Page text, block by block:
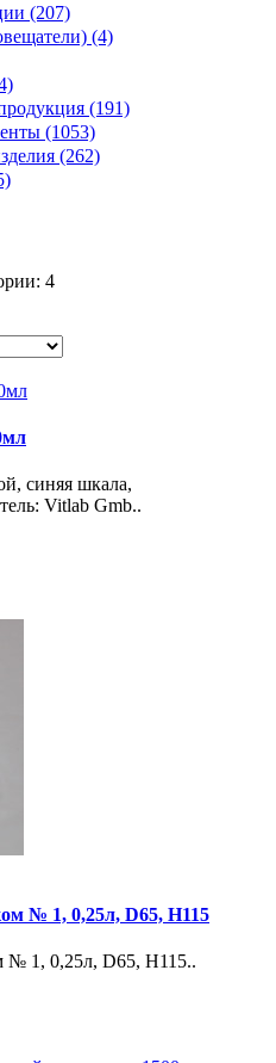
(207)
(4)
(191)
(1053)
(262)
4
синяя шкала,
Vitlab Gmb..
№ 1, 0,25л, D65, Н115
№ 1, 0,25л, D65, Н115..